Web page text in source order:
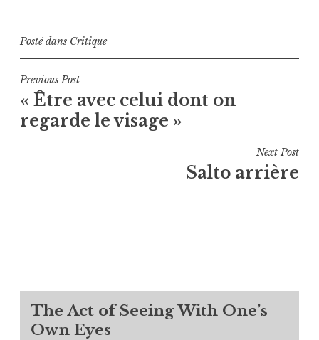
Posté dans Critique
Navigation
de
l’article
Previous Post
« Être avec celui dont on
regarde le visage »
Next Post
Salto arrière
The Act of Seeing With One’s
Own Eyes